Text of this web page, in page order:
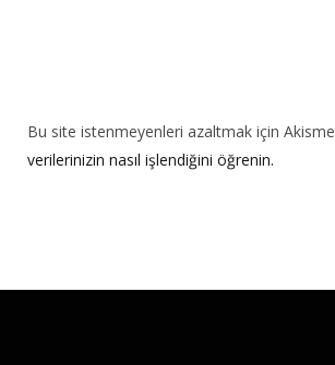
Bu site istenmeyenleri azaltmak için
verilerinizin nasıl işlendiğini öğrenin.